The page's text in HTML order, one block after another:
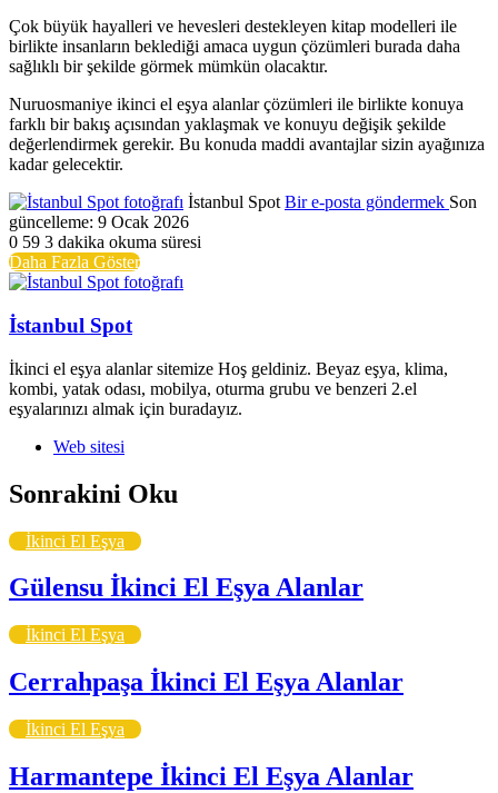
Çok büyük hayalleri ve hevesleri destekleyen kitap modelleri ile
birlikte insanların beklediği amaca uygun çözümleri burada daha
sağlıklı bir şekilde görmek mümkün olacaktır.
Nuruosmaniye ikinci el eşya alanlar çözümleri ile birlikte konuya
farklı bir bakış açısından yaklaşmak ve konuyu değişik şekilde
değerlendirmek gerekir. Bu konuda maddi avantajlar sizin ayağınıza
kadar gelecektir.
İstanbul Spot Bir e-posta göndermek Son
güncelleme: 9 Ocak 2026
0 59 3 dakika okuma süresi
Daha Fazla Göster
İstanbul Spot
İkinci el eşya alanlar sitemize Hoş geldiniz. Beyaz eşya, klima,
kombi, yatak odası, mobilya, oturma grubu ve benzeri 2.el
eşyalarınızı almak için buradayız.
Web sitesi
Sonrakini Oku
İkinci El Eşya
Gülensu İkinci El Eşya Alanlar
İkinci El Eşya
Cerrahpaşa İkinci El Eşya Alanlar
İkinci El Eşya
Harmantepe İkinci El Eşya Alanlar